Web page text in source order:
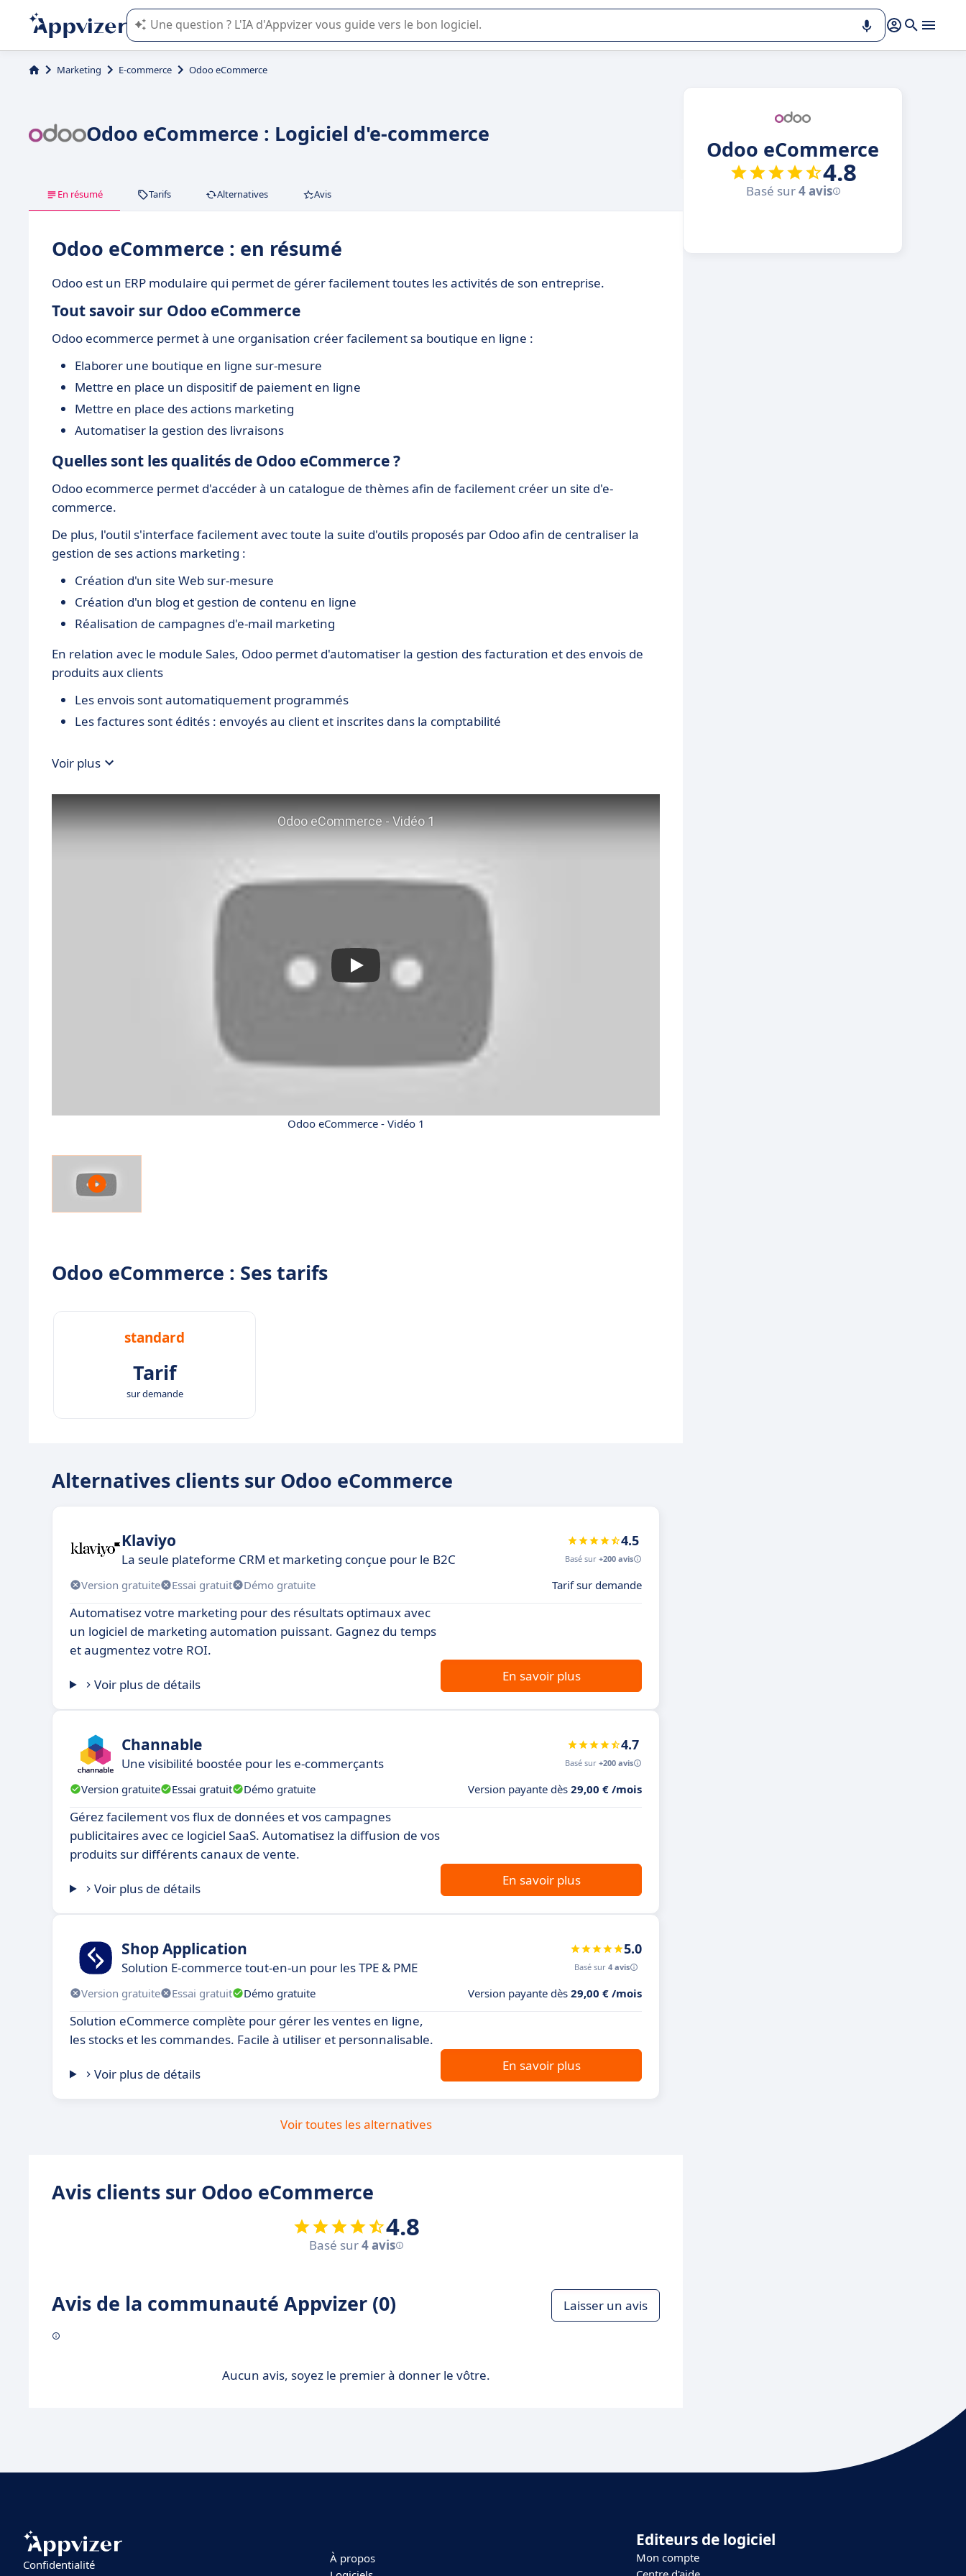
L'IA de Appvizer vous guide dans l'utilisation ou la sélection de logiciel SaaS en entreprise.
Marketing E-commerce Odoo eCommerce
Odoo eCommerce : Logiciel d'e-commerce
En résumé Tarifs Alternatives Avis
Odoo eCommerce : en résumé
Odoo est un ERP modulaire qui permet de gérer facilement toutes les activités de son entreprise.
Tout savoir sur Odoo eCommerce
Odoo ecommerce permet à une organisation créer facilement sa boutique en ligne :
Elaborer une boutique en ligne sur-mesure
Mettre en place un dispositif de paiement en ligne
Mettre en place des actions marketing
Automatiser la gestion des livraisons
Quelles sont les qualités de Odoo eCommerce ?
Odoo ecommerce permet d'accéder à un catalogue de thèmes afin de facilement créer un site d'e-
commerce.
De plus, l'outil s'interface facilement avec toute la suite d'outils proposés par Odoo afin de centraliser la
gestion de ses actions marketing :
Création d'un site Web sur-mesure
Création d'un blog et gestion de contenu en ligne
Réalisation de campagnes d'e-mail marketing
En relation avec le module Sales, Odoo permet d'automatiser la gestion des facturation et des envois de
produits aux clients
Les envois sont automatiquement programmés
Les factures sont édités : envoyés au client et inscrites dans la comptabilité
Voir plus
Odoo eCommerce - Vidéo 1
Odoo eCommerce : Ses tarifs
standard
Tarif
sur demande
Alternatives clients sur Odoo eCommerce
Klaviyo
La seule plateforme CRM et marketing conçue pour le B2C
4.5
Basé sur +200 avis
Version gratuite Essai gratuit Démo gratuite Tarif sur demande
Automatisez votre marketing pour des résultats optimaux avec
un logiciel de marketing automation puissant. Gagnez du temps
et augmentez votre ROI.
Voir plus de détails
En savoir plus
Channable
Une visibilité boostée pour les e-commerçants
4.7
Basé sur +200 avis
Version gratuite Essai gratuit Démo gratuite Version payante dès 29,00 € /mois
Gérez facilement vos flux de données et vos campagnes
publicitaires avec ce logiciel SaaS. Automatisez la diffusion de vos
produits sur différents canaux de vente.
Voir plus de détails
En savoir plus
Shop Application
Solution E-commerce tout-en-un pour les TPE & PME
5.0
Basé sur 4 avis
Version gratuite Essai gratuit Démo gratuite Version payante dès 29,00 € /mois
Solution eCommerce complète pour gérer les ventes en ligne,
les stocks et les commandes. Facile à utiliser et personnalisable.
Voir plus de détails
En savoir plus
Voir toutes les alternatives
Avis clients sur Odoo eCommerce
4.8
Basé sur4 avis
Avis de la communauté Appvizer (0) Laisser un avis
Aucun avis, soyez le premier à donner le vôtre.
Odoo eCommerce
4.8
Basé sur4 avis
Confidentialité
À propos
Editeurs de logiciel
Mon compte